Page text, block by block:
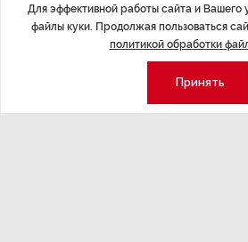
Для эффективной работы сайта и Вашего
файлы куки. Продолжая пользоваться
политикой обработки
Принять